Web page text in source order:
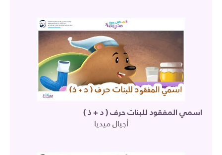
اسمي المفقود للبنات حرف ( د + ذ )
أجيال ميديا